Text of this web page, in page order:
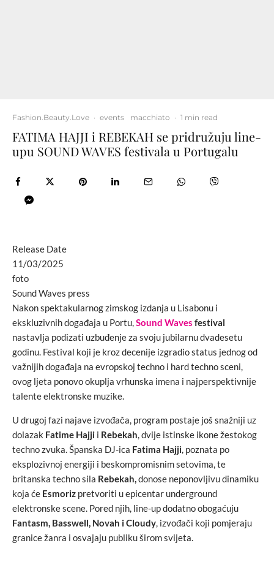
Fashion.Beauty.Love · events macchiato · 1 min read
FATIMA HAJJI i REBEKAH se pridružuju line-
upu SOUND WAVES festivala u Portugalu
Release Date
11/03/2025
foto
Sound Waves press
Nakon spektakularnog zimskog izdanja u Lisabonu i
ekskluzivnih događaja u Portu,Sound Waves festival
nastavlja podizati uzbuđenje za svoju jubilarnu dvadesetu
godinu. Festival koji je kroz decenije izgradio status jednog od
važnijih događaja na evropskoj techno i hard techno sceni,
ovog ljeta ponovo okuplja vrhunska imena i najperspektivnije
talente elektronske muzike.
U drugoj fazi najave izvođača, program postaje još snažniji uz
dolazak Fatime Hajji i Rebekah, dvije istinske ikone žestokog
techno zvuka. Španska DJ-ica Fatima Hajji, poznata po
eksplozivnoj energiji i beskompromisnim setovima, te
britanska techno sila Rebekah,donose neponovljivu dinamiku
koja će Esmoriz pretvoriti u epicentar underground
elektronske scene. Pored njih, line-up dodatno obogaćuju
Fantasm, Basswell, Novah i Cloudy, izvođači koji pomjeraju
granice žanra i osvajaju publiku širom svijeta.